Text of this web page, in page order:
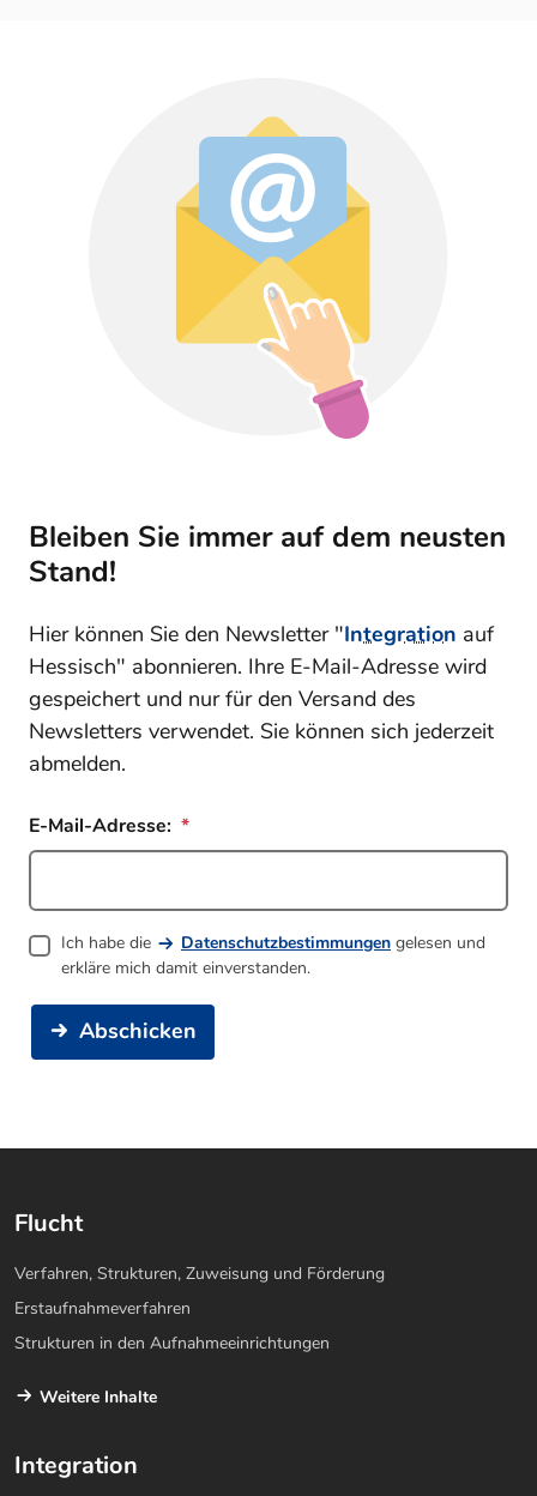
Bleiben Sie immer auf dem neusten
Stand!
Hier können Sie den Newsletter "Integration auf
Hessisch" abonnieren. Ihre E-Mail-Adresse wird
gespeichert und nur für den Versand des
Newsletters verwendet. Sie können sich jederzeit
abmelden.
E-Mail-Adresse:
Ich habe die Datenschutzbestimmungen gelesen und
erkläre mich damit einverstanden.
Abschicken
Flucht
Verfahren, Strukturen, Zuweisung und Förderung
Erstaufnahmeverfahren
Strukturen in den Aufnahmeeinrichtungen
Weitere Inhalte
Integration